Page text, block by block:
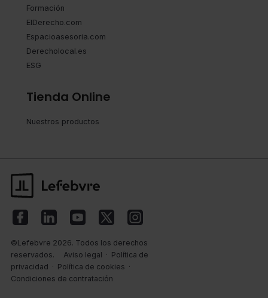
Formación
ElDerecho.com
Espacioasesoria.com
Derecholocal.es
ESG
Tienda Online
Nuestros productos
©Lefebvre 2026. Todos los derechos
reservados.
Aviso legal · Política de
privacidad · Política de cookies ·
Condiciones de contratación